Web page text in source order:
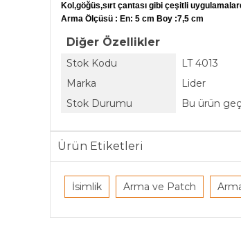
Kol,göğüs,sırt çantası gibi çeşitli
Arma Ölçüsü : En: 5 cm Boy :7,5 cm
Diğer Özellikler
Stok Kodu
LT 4013
Marka
Lider
Stok Durumu
Bu ürün
Ürün Etiketleri
İsimlik Arma ve Patch